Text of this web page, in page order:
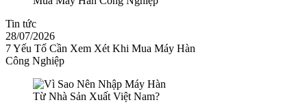
Tin tức
28/07/2026
7 Yếu Tố Cần Xem Xét Khi Mua Máy Hàn
Công Nghiệp